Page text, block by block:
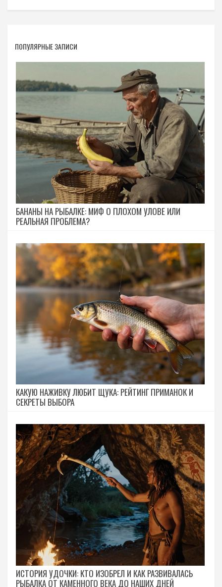
ПОПУЛЯРНЫЕ ЗАПИСИ
БАНАНЫ НА РЫБАЛКЕ: МИФ О ПЛОХОМ УЛОВЕ ИЛИ
РЕАЛЬНАЯ ПРОБЛЕМА?
КАКУЮ НАЖИВКУ ЛЮБИТ ЩУКА: РЕЙТИНГ ПРИМАНОК И
СЕКРЕТЫ ВЫБОРА
ИСТОРИЯ УДОЧКИ: КТО ИЗОБРЕЛ И КАК РАЗВИВАЛАСЬ
РЫБАЛКА ОТ КАМЕННОГО ВЕКА ДО НАШИХ ДНЕЙ